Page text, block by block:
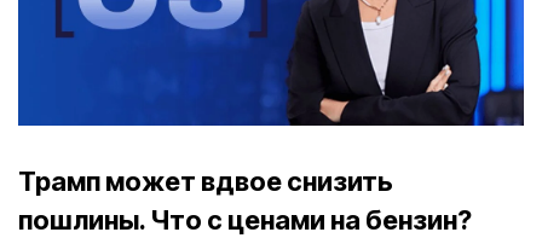
Трамп может вдвое снизить
пошлины. Что с ценами на бензин?